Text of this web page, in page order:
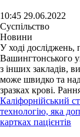
10:45 29.06.2022
Суспільство
Новини
У ході
Вашингтонського
з інших закладів,
може швидко та
зразках крові.
Каліфорнійський
технологію, яка
картках пацієнтів